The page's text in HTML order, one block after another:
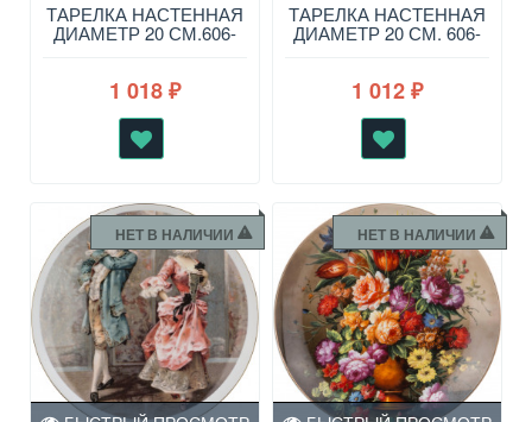
ТАРЕЛКА НАСТЕННАЯ
ДИАМЕТР 20 СМ.606-
1 018 ₽
ТАРЕЛКА НАСТЕННАЯ
ДИАМЕТР 20 СМ. 606-
1 012 ₽
НЕТ В НАЛИЧИИ НЕТ В НАЛИЧИИ